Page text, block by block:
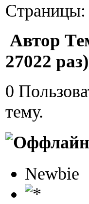
Автор
27022 раз)
0
тему.
Newbie